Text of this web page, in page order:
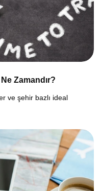
Zamandır?
ve şehir bazlı ideal